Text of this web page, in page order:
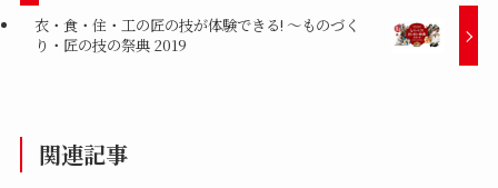
衣・食・住・工の匠の技が体験できる! 〜ものづく
り・匠の技の祭典 2019
関連記事